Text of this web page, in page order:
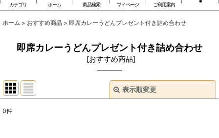
カテゴリ ホーム 商品検索 マイページ ご利用案内
ホーム > おすすめ商品 > 即席カレーうどんプレゼント付き詰め合わせ
即席カレーうどんプレゼント付き詰め合わせ
[おすすめ商品]
表示順変更
表示数
0件